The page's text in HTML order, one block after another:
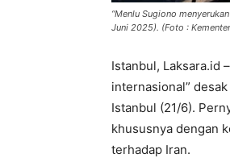
“Menlu Sugiono
Juni 2025). (Foto :
Istanbul, Laksara.id
internasional”
Istanbul (21/6).
khususnya dengan
terhadap Iran.